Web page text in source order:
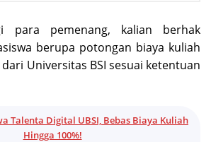
para pemenang, kalian berhak
berupa potongan biaya kuliah
Universitas BSI sesuai ketentuan
Talenta Digital UBSI, Bebas Biaya Kuliah
Hingga 100%!